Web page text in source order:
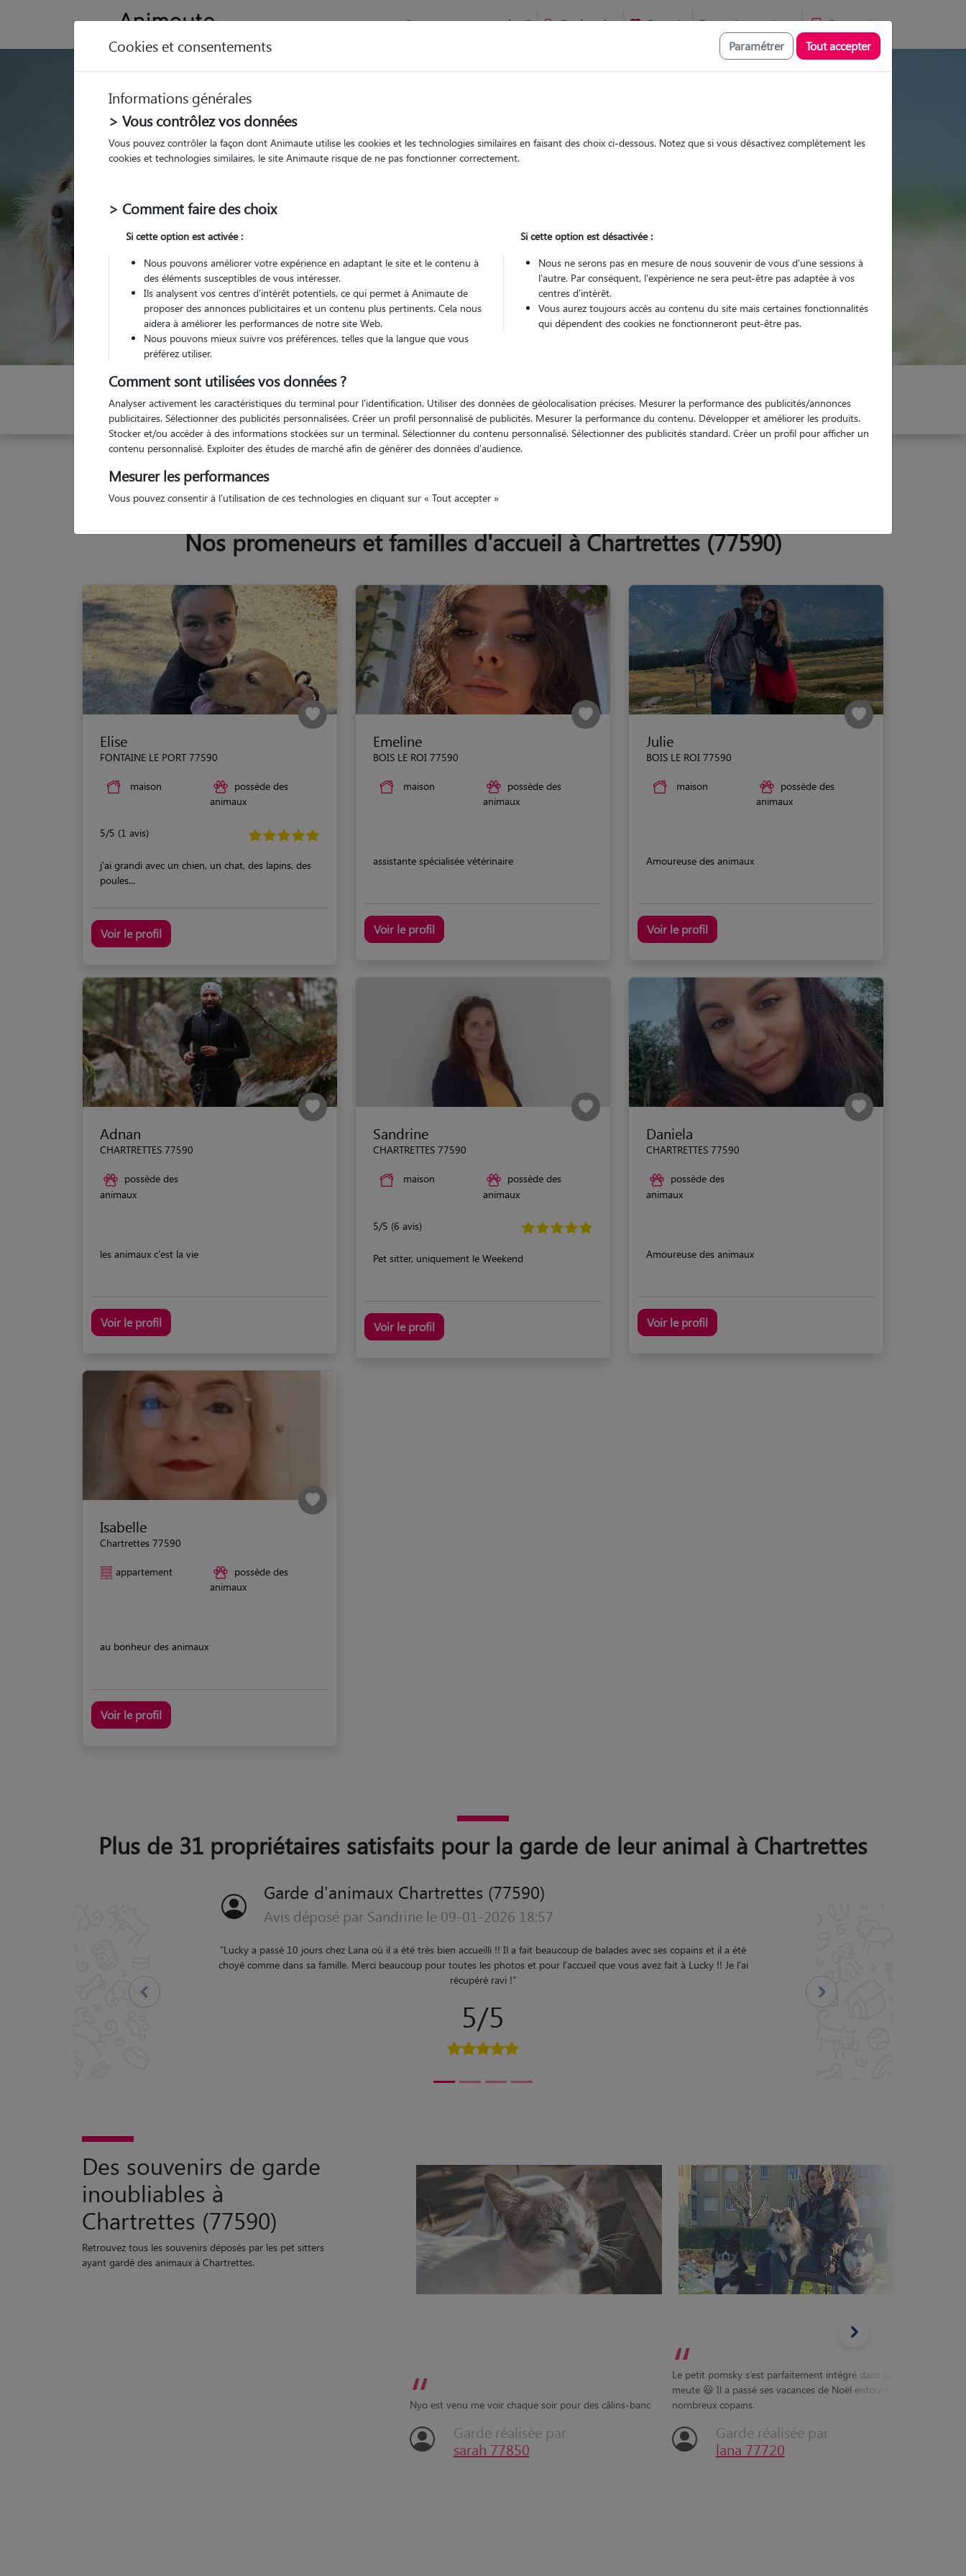
Comment ça marche ? Recherche Favoris Devenir pet sitter Connexion
GARDE ANIMAUX à Chartrettes : Garde chien et chat en famille ou à domicile, visites et promenades
Trouvez une garde animaux à
Chartrettes
Garde Promenades
Pour quel animal ?
Trouver mon Pet Sitter
Indiquez vos dates
Nos promeneurs et familles d'accueil à Chartrettes (77590)
Elise
FONTAINE LE PORT 77590
maison
possède des
animaux
5/5 (1 avis)
j'ai grandi avec un chien, un chat, des lapins, des
poules...
Voir le profil
Emeline
BOIS LE ROI 77590
maison
possède des
animaux
assistante spécialisée vétérinaire
Voir le profil
Julie
BOIS LE ROI 77590
maison
possède des
animaux
Amoureuse des animaux
Voir le profil
Adnan
CHARTRETTES 77590
possède des
animaux
les animaux c'est la vie
Voir le profil
Sandrine
CHARTRETTES 77590
maison
possède des
animaux
5/5 (6 avis)
Pet sitter, uniquement le Weekend
Voir le profil
Daniela
CHARTRETTES 77590
possède des
animaux
Amoureuse des animaux
Voir le profil
Isabelle
Chartrettes 77590
appartement
possède des
animaux
au bonheur des animaux
Voir le profil
Plus de 31 propriétaires satisfaits pour la garde de leur animal à Chartrettes
Garde d'animaux Chartrettes (77590)
Avis déposé par Wassila le 07-12-2025 18:14
"Mon chien Sultan a passé un excellent week-end chez Lydie. Lydie s'est très occupée de Sultan, elle a été formidable. Je
recommande vivement."
5/5
Des souvenirs de garde
inoubliables à
Chartrettes (77590)
Retrouvez tous les souvenirs déposés par les pet sitters
ayant gardé des animaux à Chartrettes.
“
Nyo est venu me voir chaque soir pour des câlins-banc
Garde réalisée par
sarah 77850
“
Le petit pomsky s’est parfaitement intégré dans la
meute 😃 Il a passé ses vacances de Noël entouré de
nombreux copains.
Garde réalisée par
lana 77720
Cookies et consentements Paramétrer Tout accepter
Informations générales
> Vous contrôlez vos données
Vous pouvez contrôler la façon dont Animaute utilise les cookies et les technologies similaires en faisant des choix ci-dessous. Notez que si vous désactivez complètement les
cookies et technologies similaires, le site Animaute risque de ne pas fonctionner correctement.
> Comment faire des choix
Si cette option est activée :
Nous pouvons améliorer votre expérience en adaptant le site et le contenu à
des éléments susceptibles de vous intéresser.
Ils analysent vos centres d'intérêt potentiels, ce qui permet à Animaute de
proposer des annonces publicitaires et un contenu plus pertinents. Cela nous
aidera à améliorer les performances de notre site Web.
Nous pouvons mieux suivre vos préférences, telles que la langue que vous
préférez utiliser.
Si cette option est désactivée :
Nous ne serons pas en mesure de nous souvenir de vous d'une sessions à
l'autre. Par conséquent, l'expérience ne sera peut-être pas adaptée à vos
centres d'intérêt.
Vous aurez toujours accès au contenu du site mais certaines fonctionnalités
qui dépendent des cookies ne fonctionneront peut-être pas.
Comment sont utilisées vos données ?
Analyser activement les caractéristiques du terminal pour l'identification. Utiliser des données de géolocalisation précises. Mesurer la performance des publicités/annonces
publicitaires. Sélectionner des publicités personnalisées. Créer un profil personnalisé de publicités. Mesurer la performance du contenu. Développer et améliorer les produits.
Stocker et/ou accéder à des informations stockées sur un terminal. Sélectionner du contenu personnalisé. Sélectionner des publicités standard. Créer un profil pour afficher un
contenu personnalisé. Exploiter des études de marché afin de générer des données d'audience.
Mesurer les performances
Vous pouvez consentir à l'utilisation de ces technologies en cliquant sur « Tout accepter »